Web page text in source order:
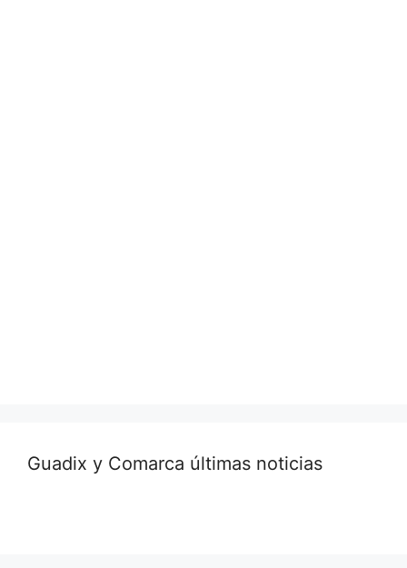
Guadix y Comarca últimas noticias